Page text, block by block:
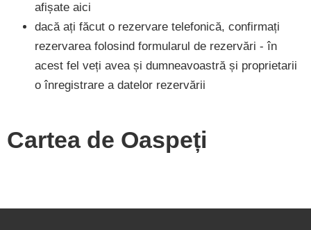
afișate aici
dacă ați făcut o rezervare telefonică, confirmați
rezervarea folosind formularul de rezervări - în
acest fel veți avea și dumneavoastră și proprietarii
o înregistrare a datelor rezervării
Cartea de Oaspeți